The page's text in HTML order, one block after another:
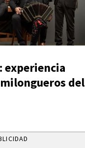
experiencia
del